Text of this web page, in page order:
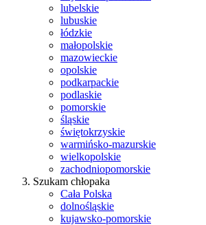
lubelskie
lubuskie
łódzkie
małopolskie
mazowieckie
opolskie
podkarpackie
podlaskie
pomorskie
śląskie
świętokrzyskie
warmińsko-mazurskie
wielkopolskie
zachodniopomorskie
Szukam chłopaka
Cała Polska
dolnośląskie
kujawsko-pomorskie